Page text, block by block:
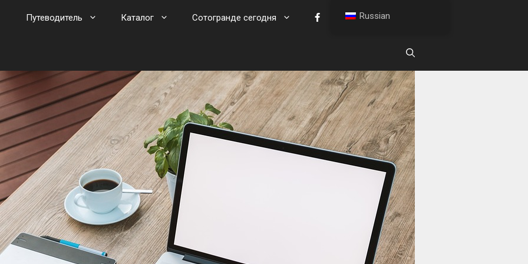
Путеводитель Каталог Сотогранде сегодня Russian